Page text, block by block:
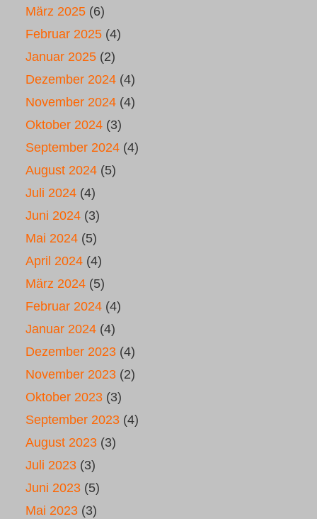
März 2025 (6)
Februar 2025 (4)
Januar 2025 (2)
Dezember 2024 (4)
November 2024 (4)
Oktober 2024 (3)
September 2024 (4)
August 2024 (5)
Juli 2024 (4)
Juni 2024 (3)
Mai 2024 (5)
April 2024 (4)
März 2024 (5)
Februar 2024 (4)
Januar 2024 (4)
Dezember 2023 (4)
November 2023 (2)
Oktober 2023 (3)
September 2023 (4)
August 2023 (3)
Juli 2023 (3)
Juni 2023 (5)
Mai 2023 (3)